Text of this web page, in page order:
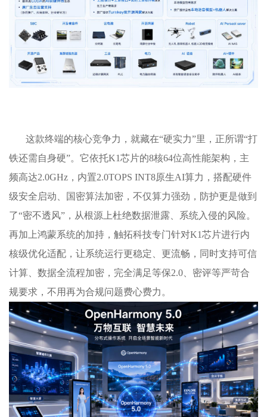
这款终端的核心竞争力，就藏在“硬实力”里，正所谓“打
铁还需自身硬”。它依托K1芯片的8核64位高性能架构，主
频高达2.0GHz，内置2.0TOPS INT8原生AI算力，搭配硬件
级安全启动、国密算法加密，不仅算力强劲，防护更是做到
了“密不透风”，从根源上杜绝数据泄露、系统入侵的风险。
再加上鸿蒙系统的加持，触拓科技专门针对K1芯片进行内
核级优化适配，让系统运行更稳定、更流畅，同时支持可信
计算、数据全流程加密，完全满足等保2.0、密评等严苛合
规要求，不用再为合规问题费心费力。